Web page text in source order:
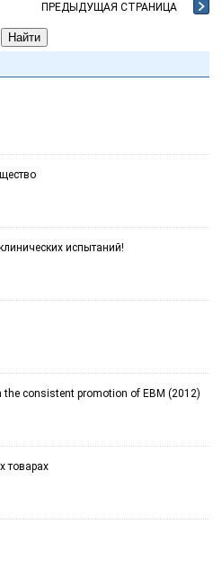
ПРЕДЫДУЩАЯ СТРАНИЦА
Найти
испытаний!
the consistent promotion of EBM (2012)
товарах